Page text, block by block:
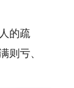
的疏
则亏、